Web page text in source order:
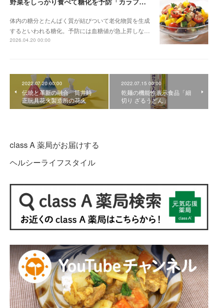
体内の糖分とたんぱく質が結びついて老化物質を生成
するといわれる糖化。予防には血糖値が急上昇しな…
2026.04.20 00:00
2022.07.20 00:00
伝統と革新の融合 筒井時
正玩具花火製造所の花火
2022.07.15 00:00
乾麺の機能性表示食品「細
切り ざるうどん」
class A 薬局がお届けする
ヘルシーライフスタイル